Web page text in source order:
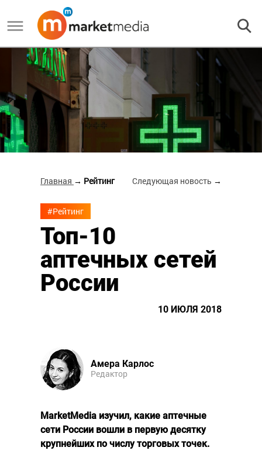
Главная → Рейтинг Следующая новость →
#Рейтинг
Топ-10
аптечных сетей
России
10 ИЮЛЯ 2018
Амера Карлос
Редактор
MarketMedia изучил, какие аптечные
сети России вошли в первую десятку
крупнейших по числу торговых точек.